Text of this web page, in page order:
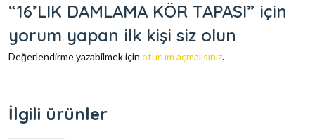
“16’LIK DAMLAMA KÖR TAPASI” için
yorum yapan ilk kişi siz olun
Değerlendirme yazabilmek için oturum açmalısınız.
İlgili ürünler